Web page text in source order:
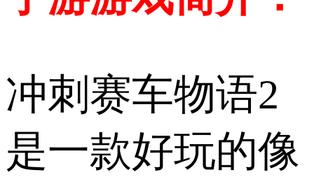
冲刺赛车物语2
是一款好玩的像